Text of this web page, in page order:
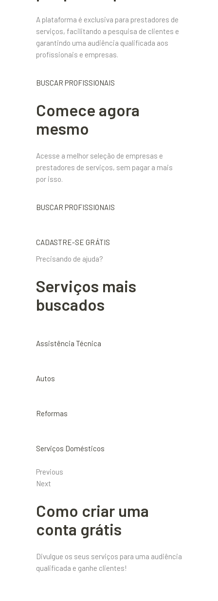
A plataforma é exclusiva para prestadores de
serviços, facilitando a pesquisa de clientes e
garantindo uma audiência qualificada aos
profissionais e empresas.
BUSCAR PROFISSIONAIS
Comece agora
mesmo
Acesse a melhor seleção de empresas e
prestadores de serviços, sem pagar a mais
por isso.
BUSCAR PROFISSIONAIS
CADASTRE-SE GRÁTIS
Precisando de ajuda?
Serviços mais
buscados
Assistência Técnica
Autos
Reformas
Serviços Domésticos
Previous
Next
Como criar uma
conta grátis
Divulgue os seus serviços para uma audiência
qualificada e ganhe clientes!